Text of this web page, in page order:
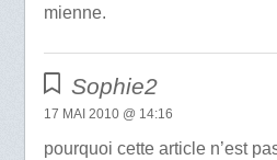
mienne.
Sophie2
17 MAI 2010 @ 14:16
pourquoi cette article n’est